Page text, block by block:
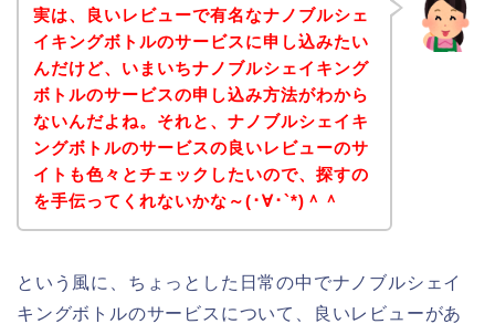
実は、良いレビューで有名なナノブルシェ
イキングボトルのサービスに申し込みたい
んだけど、いまいちナノブルシェイキング
ボトルのサービスの申し込み方法がわから
ないんだよね。それと、ナノブルシェイキ
ングボトルのサービスの良いレビューのサ
イトも色々とチェックしたいので、探すの
を手伝ってくれないかな～(･∀･`*)＾＾
という風に、ちょっとした日常の中でナノブルシェイ
キングボトルのサービスについて、良いレビューがあ